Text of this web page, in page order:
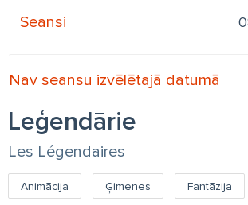
Seansi
Nav seansu izvēlētajā datumā
Leģendārie
Les Légendaires
Animācija Ģimenes Fantāzija